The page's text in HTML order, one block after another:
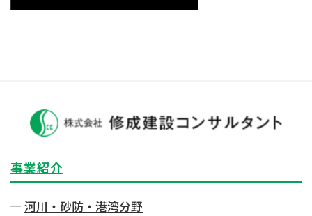
事業紹介
河川・砂防・港湾分野